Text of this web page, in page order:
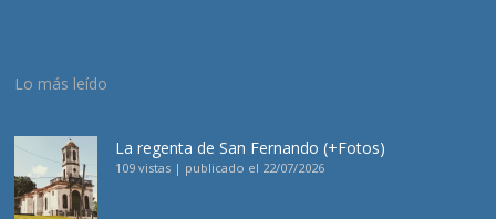
Lo más leído
La regenta de San Fernando (+Fotos)
109 vistas | publicado el 22/07/2026